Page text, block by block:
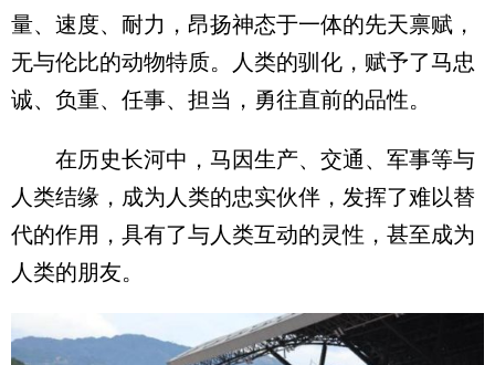
量、速度、耐力，昂扬神态于一体的先天禀赋，
无与伦比的动物特质。人类的驯化，赋予了马忠
诚、负重、任事、担当，勇往直前的品性。
在历史长河中，马因生产、交通、军事等与
人类结缘，成为人类的忠实伙伴，发挥了难以替
代的作用，具有了与人类互动的灵性，甚至成为
人类的朋友。